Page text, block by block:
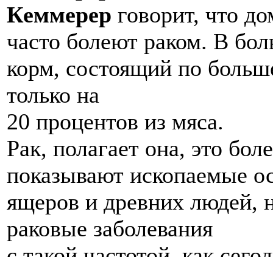
Кеммерер говорит, что
часто болеют раком. В
корм, состоящий по
только на
20 процентов из мяса.
Рак, полагает она, это
показывают ископаемые
ящеров и древних людей,
раковые заболевания